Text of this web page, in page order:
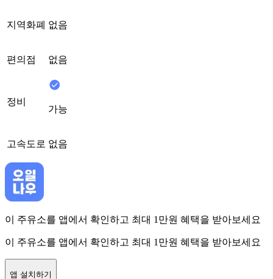
지역화폐 없음
편의점 없음
정비
가능
고속도로 없음
이 주유소를 앱에서 확인하고 최대 1만원 혜택을 받아보세요
이 주유소를 앱에서 확인하고 최대 1만원 혜택을 받아보세요
앱 설치하기